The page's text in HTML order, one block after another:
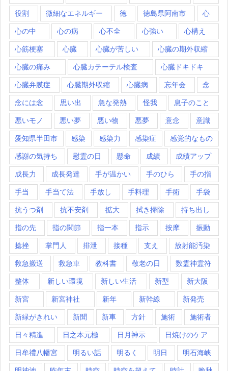
役割 微細なエネルギー 徳 徳島県阿南市 心
心の中 心の病 心不全 心強い 心構え
心筋梗塞 心臓 心臓が苦しい 心臓の期外収縮
心臓の痛み 心臓カテーテル検査 心臓ドキドキ
心臓弁膜症 心臓期外収縮 心臓病 忘年会 念
念には念 思い出 急な発熱 怪我 息子のこと
悪いモノ 悪い夢 悪い物 悪夢 意念 意識
愛知県半田市 感染 感染力 感染症 感覚的なもの
感謝の気持ち 慰霊の日 懸命 成績 成績アップ
成長力 成長発達 手が温かい 手のひら 手の指
手当 手当て法 手放し 手料理 手術 手袋
抗うつ剤 抗不安剤 拡大 拭き掃除 持ち出し
指の先 指の関節 指一本 指示 按摩 振動
捻挫 掌門人 排泄 接種 支え 放射能汚染
救急搬送 救急車 教科書 敬老の日 数霊神霊符
整体 新しい環境 新しい生活 新型 新大阪
新宮 新宮神社 新年 新幹線 新発売
新緑がきれい 新聞 新車 方針 施術 施術者
日々精進 日之本元極 日月神示 日焼けのケア
日牟禮八幡宮 明るい話 明るく 明日 明石海峡